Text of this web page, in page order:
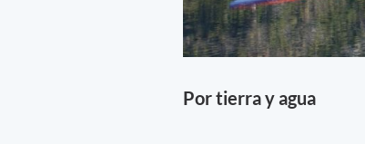
Por tierra y agua